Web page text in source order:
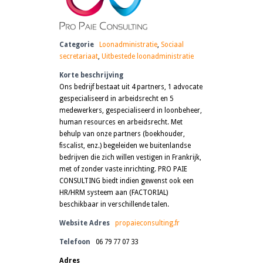
Categorie Loonadministratie, Sociaal
secretariaat, Uitbestede loonadministratie
Korte beschrijving
Ons bedrijf bestaat uit 4 partners, 1 advocate
gespecialiseerd in arbeidsrecht en 5
medewerkers, gespecialiseerd in loonbeheer,
human resources en arbeidsrecht. Met
behulp van onze partners (boekhouder,
fiscalist, enz.) begeleiden we buitenlandse
bedrijven die zich willen vestigen in Frankrijk,
met of zonder vaste inrichting. PRO PAIE
CONSULTING biedt indien gewenst ook een
HR/HRM systeem aan (FACTORIAL)
beschikbaar in verschillende talen.
Website Adres propaieconsulting.fr
Telefoon 06 79 77 07 33
Adres